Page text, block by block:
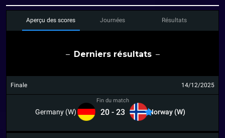
Aperçu des scores Journées Résultats
Derniers résultats
Finale 14/12/2025
Germany (W)
Fin du match
20 - 23 Norway (W)